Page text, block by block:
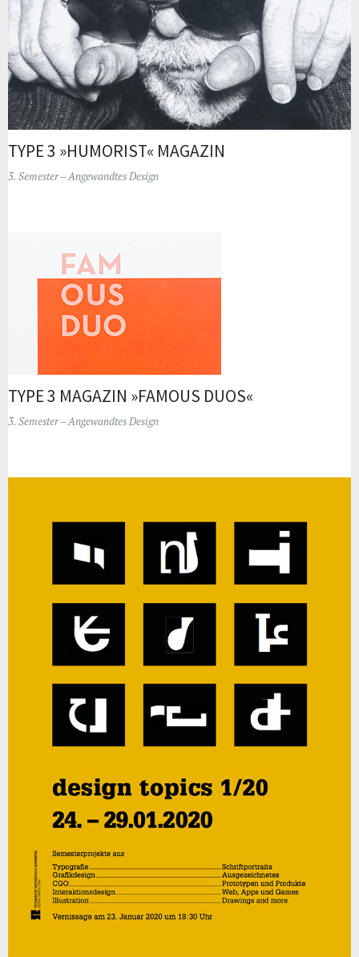
TYPE 3 »HUMORIST« MAGAZIN
3. Semester – Angewandtes Design
TYPE 3 MAGAZIN »FAMOUS DUOS«
3. Semester – Angewandtes Design